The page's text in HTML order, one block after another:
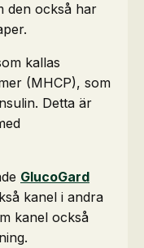
den också har
kallas
(MHCP), som
Detta är
GlucoGard
kanel i andra
kanel också